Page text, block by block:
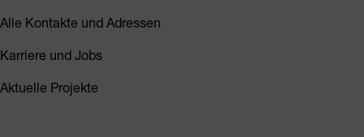
Alle Kontakte und Adressen
Karriere und Jobs
Aktuelle Projekte